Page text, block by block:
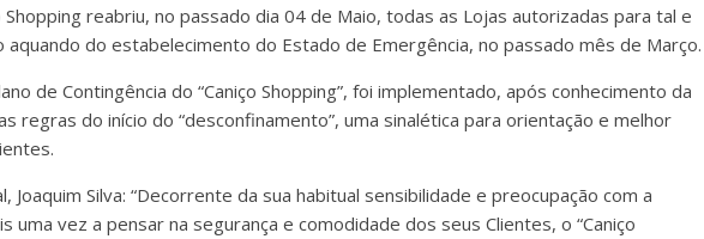
Shopping reabriu, no passado dia 04 de Maio, todas as Lojas autorizadas para tal e
aquando do estabelecimento do Estado de Emergência, no passado mês de Março.
de Contingência do “Caniço Shopping”, foi implementado, após conhecimento da
regras do início do “desconfinamento”, uma sinalética para orientação e melhor
Joaquim Silva: “Decorrente da sua habitual sensibilidade e preocupação com a
uma vez a pensar na segurança e comodidade dos seus Clientes, o “Caniço